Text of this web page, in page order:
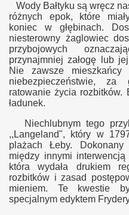
Wody Bałtyku są wręcz
różnych epok, które
koniec w głębinach.
niesterowny żaglowiec
przybojowych
przynajmniej załogę lub
Nie zawsze mieszkańcy
niebezpieczeństwie,
ratowanie życia rozbitków.
ładunek.
Niechlubnym tego
,,Langeland", który w
plażach Łeby.
między innymi interwencją
która wydała drukiem
rozbitków i zasad
mieniem. Te kwestie
specjalnym edyktem